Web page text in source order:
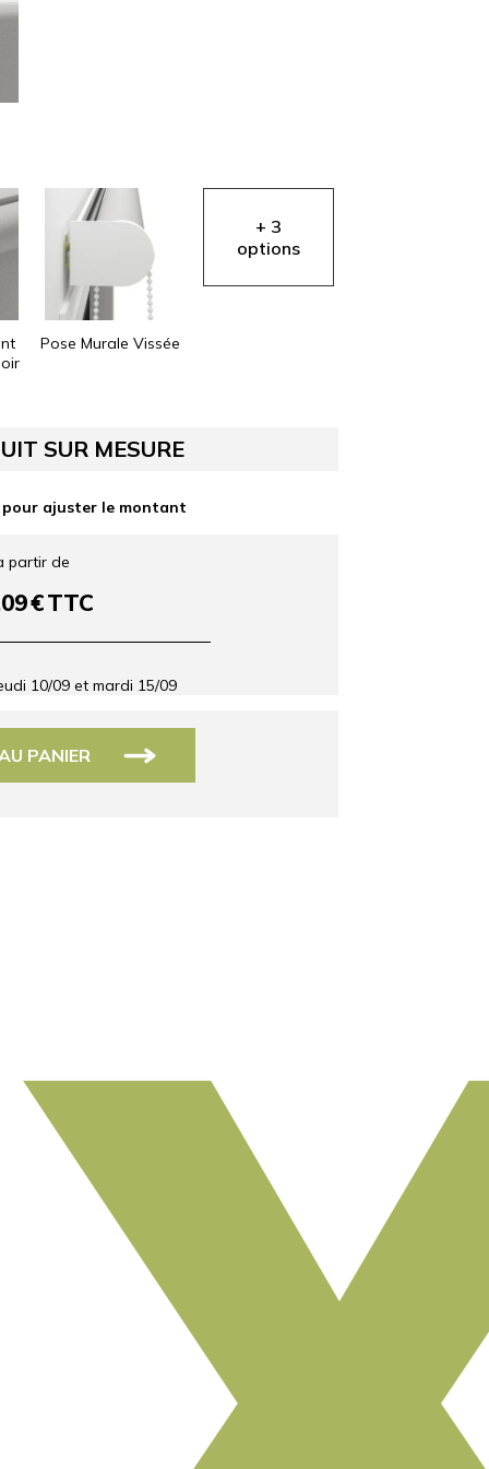
Pose Murale Vissée
SUR MESURE
pour ajuster le montant
partir de
€TTC
10/09 et mardi 15/09
PANIER